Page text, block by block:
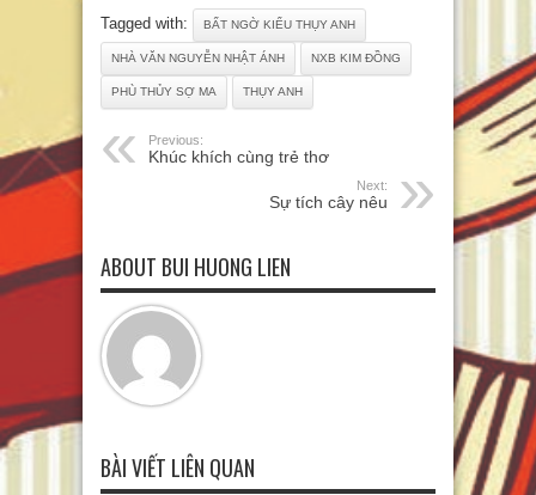
Tagged with: BẤT NGỜ KIỂU THỤY ANH
NHÀ VĂN NGUYỄN NHẬT ÁNH NXB KIM ĐỒNG
PHÙ THỦY SỢ MA THỤY ANH
Previous:
Khúc khích cùng trẻ thơ
Next:
Sự tích cây nêu
ABOUT BUI HUONG LIEN
BÀI VIẾT LIÊN QUAN